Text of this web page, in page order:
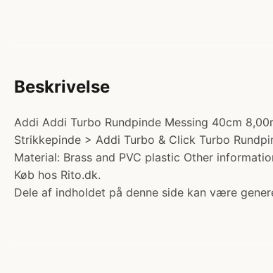
Beskrivelse
Addi Addi Turbo Rundpinde Messing 40cm
Strikkepinde > Addi Turbo & Click Turbo
Material: Brass and PVC plastic Other
Køb hos Rito.dk.
Dele af indholdet på denne side kan være